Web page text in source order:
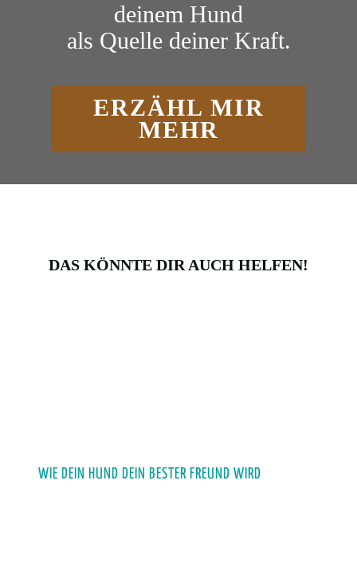
deinem Hund
als Quelle deiner Kraft.
ERZÄHL MIR
MEHR
DAS KÖNNTE DIR AUCH HELFEN!
WIE DEIN HUND DEIN BESTER FREUND WIRD